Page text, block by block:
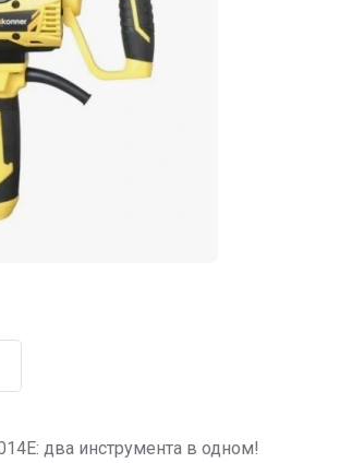
два инструмента в одном!